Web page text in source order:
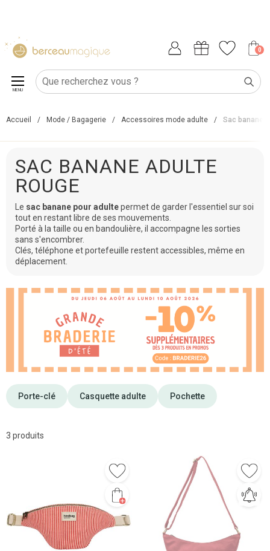
0
MENU
Accueil / Mode / Bagagerie / Accessoires mode adulte / Sac banane
SAC BANANE ADULTE
ROUGE
Le sac banane pour adultepermet de garder l'essentiel sur soi
tout en restant libre de ses mouvements.
Porté à la taille ou en bandoulière, il accompagne les sorties
sans s'encombrer.
Clés, téléphone et portefeuille restent accessibles, même en
déplacement.
Porte-clé Casquette adulte Pochette
3 produits